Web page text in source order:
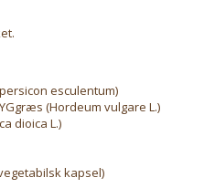
esculentum)
(Hordeum vulgare L.)
dioica L.)
kapsel)